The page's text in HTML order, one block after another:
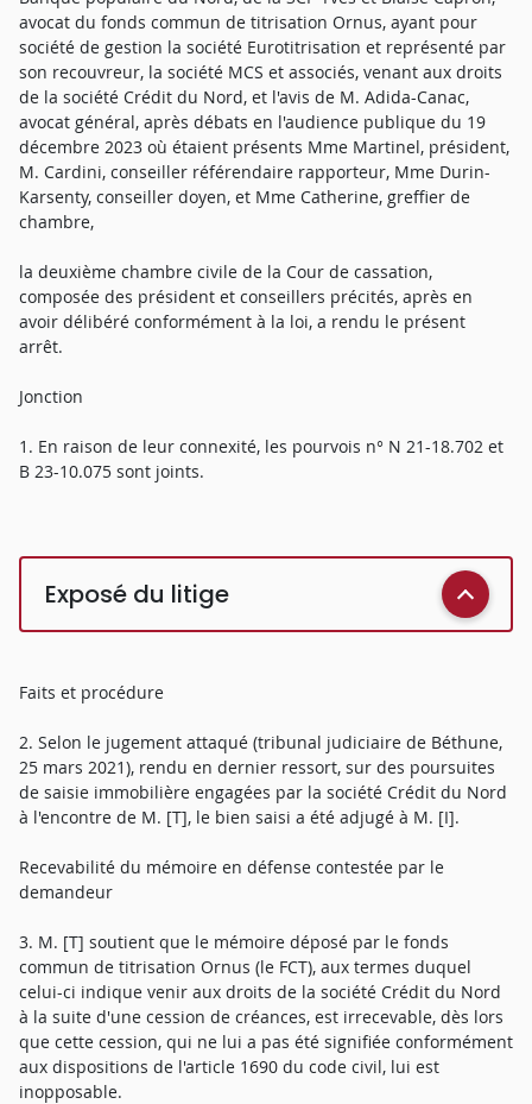
avocat du fonds commun de titrisation Ornus, ayant pour
société de gestion la société Eurotitrisation et représenté par
son recouvreur, la société MCS et associés, venant aux droits
de la société Crédit du Nord, et l'avis de M. Adida-Canac,
avocat général, après débats en l'audience publique du 19
décembre 2023 où étaient présents Mme Martinel, président,
M. Cardini, conseiller référendaire rapporteur, Mme Durin-
Karsenty, conseiller doyen, et Mme Catherine, greffier de
chambre,
la deuxième chambre civile de la Cour de cassation,
composée des président et conseillers précités, après en
avoir délibéré conformément à la loi, a rendu le présent
arrêt.
Jonction
1. En raison de leur connexité, les pourvois n° N 21-18.702 et
B 23-10.075 sont joints.
Exposé du litige
Faits et procédure
2. Selon le jugement attaqué (tribunal judiciaire de Béthune,
25 mars 2021), rendu en dernier ressort, sur des poursuites
de saisie immobilière engagées par la société Crédit du Nord
à l'encontre de M. [T], le bien saisi a été adjugé à M. [I].
Recevabilité du mémoire en défense contestée par le
demandeur
3. M. [T] soutient que le mémoire déposé par le fonds
commun de titrisation Ornus (le FCT), aux termes duquel
celui-ci indique venir aux droits de la société Crédit du Nord
à la suite d'une cession de créances, est irrecevable, dès lors
que cette cession, qui ne lui a pas été signifiée conformément
aux dispositions de l'article 1690 du code civil, lui est
inopposable.